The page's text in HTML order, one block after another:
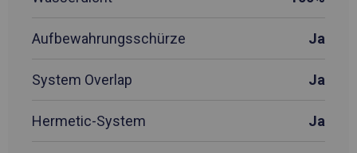
Aufbewahrungsschürze Ja
System Overlap Ja
Hermetic-System Ja